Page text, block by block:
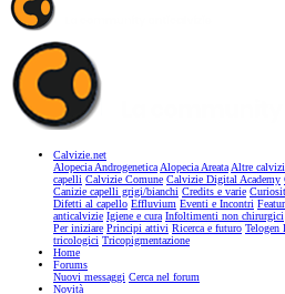
Calvizie.net
Alopecia AndrogeneticaAlopecia AreataAltre
capelli Calvizie Comune Calvizie Digital Academy
Canizie capelli grigi/bianchi Credits e varie
Difetti al capello Effluvium Eventi e Incontri
anticalvizie Igiene e cura Infoltimenti non chirurgici
Per iniziare Principi attivi Ricerca e futuro Telogen
tricologici Tricopigmentazione
Home
Forums
Nuovi messaggi Cerca nel forum
Novità